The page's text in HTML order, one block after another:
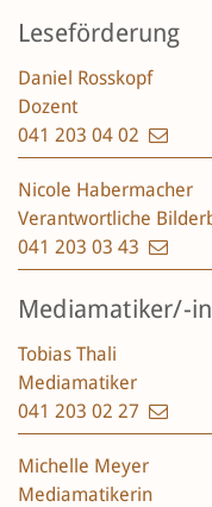
Leseförderung
Daniel Rosskopf
Dozent
041 203 04 02
Nicole Habermacher
Verantwortliche
041 203 03 43
Mediamatiker/-
Tobias Thali
Mediamatiker
041 203 02 27
Michelle Meyer
Mediamatikerin